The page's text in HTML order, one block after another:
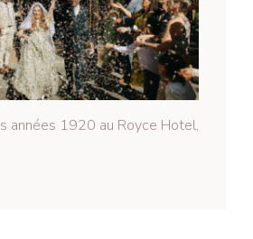
années 1920 au Royce Hotel,